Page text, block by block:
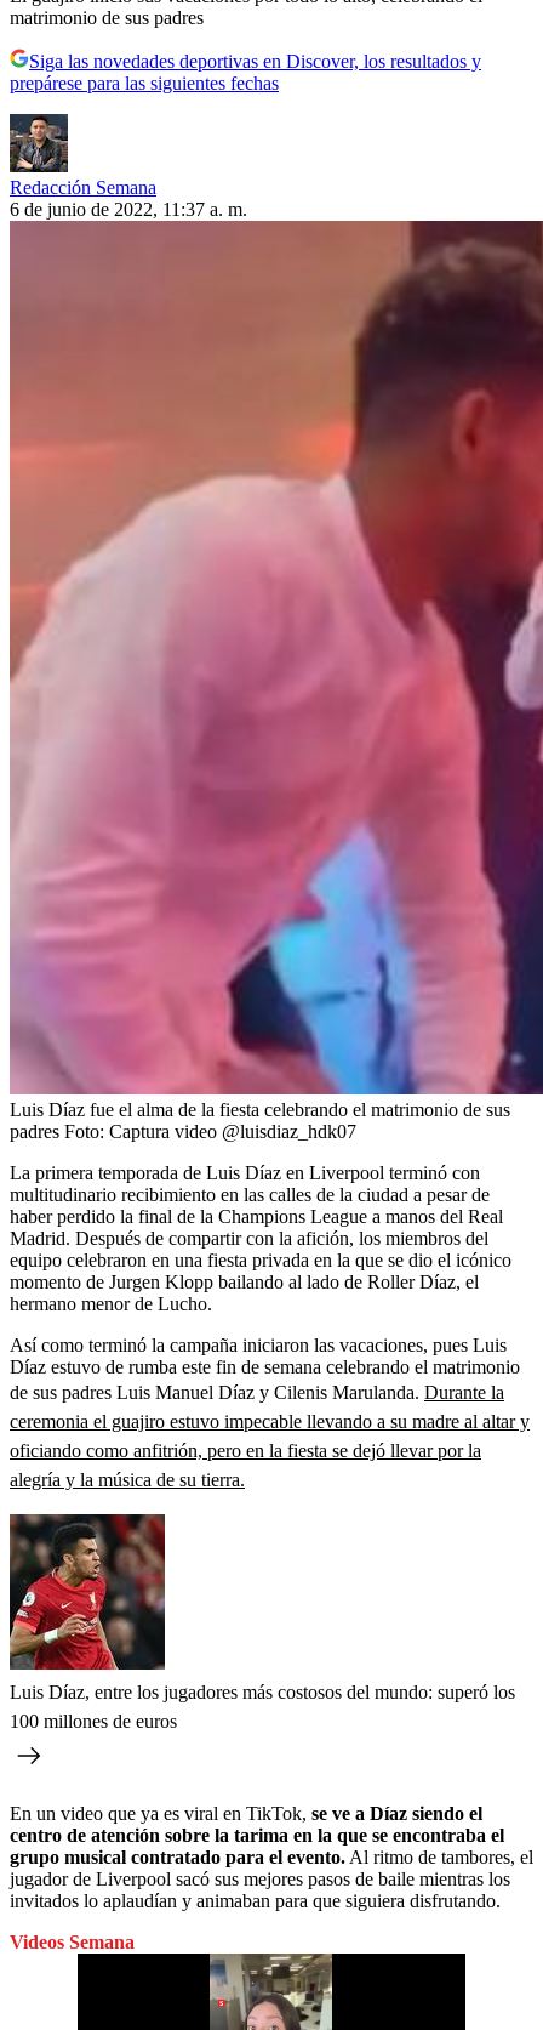
matrimonio de sus padres
Siga las novedades deportivas en Discover, los resultados y
prepárese para las siguientes fechas
Redacción Semana
6 de junio de 2022, 11:37 a. m.
Luis Díaz fue el alma de la fiesta celebrando el matrimonio de sus
padres Foto: Captura video @luisdiaz_hdk07
La primera temporada de Luis Díaz en Liverpool terminó con
multitudinario recibimiento en las calles de la ciudad a pesar de
haber perdido la final de la Champions League a manos del Real
Madrid. Después de compartir con la afición, los miembros del
equipo celebraron en una fiesta privada en la que se dio el icónico
momento de Jurgen Klopp bailando al lado de Roller Díaz, el
hermano menor de Lucho.
Así como terminó la campaña iniciaron las vacaciones, pues Luis
Díaz estuvo de rumba este fin de semana celebrando el matrimonio
de sus padres Luis Manuel Díaz y Cilenis Marulanda. Durante la
ceremonia el guajiro estuvo impecable llevando a su madre al altar y
oficiando como anfitrión, pero en la fiesta se dejó llevar por la
alegría y la música de su tierra.
Luis Díaz, entre los jugadores más costosos del mundo: superó los
100 millones de euros
En un video que ya es viral en TikTok, se ve a Díaz siendo el
centro de atención sobre la tarima en la que se encontraba el
grupo musical contratado para el evento. Al ritmo de tambores, el
jugador de Liverpool sacó sus mejores pasos de baile mientras los
invitados lo aplaudían y animaban para que siguiera disfrutando.
Videos Semana